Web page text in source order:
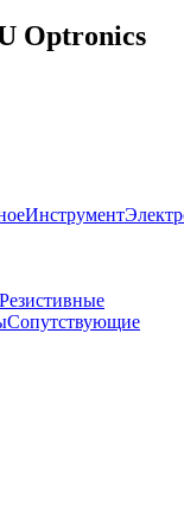
Optronics
Инструмент
Резистивные
Сопутствующие